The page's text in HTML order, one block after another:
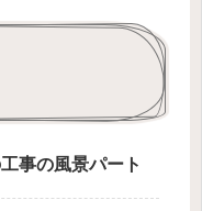
事の風景パート